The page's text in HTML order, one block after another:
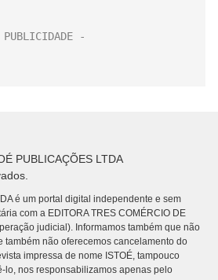
PUBLICAÇÕES LTDA
é um portal digital independente e sem
com a EDITORA TRES COMÉRCIO DE
judicial). Informamos também que não
também não oferecemos cancelamento do
impressa de nome ISTOÉ, tampouco
lo, nos responsabilizamos apenas pelo